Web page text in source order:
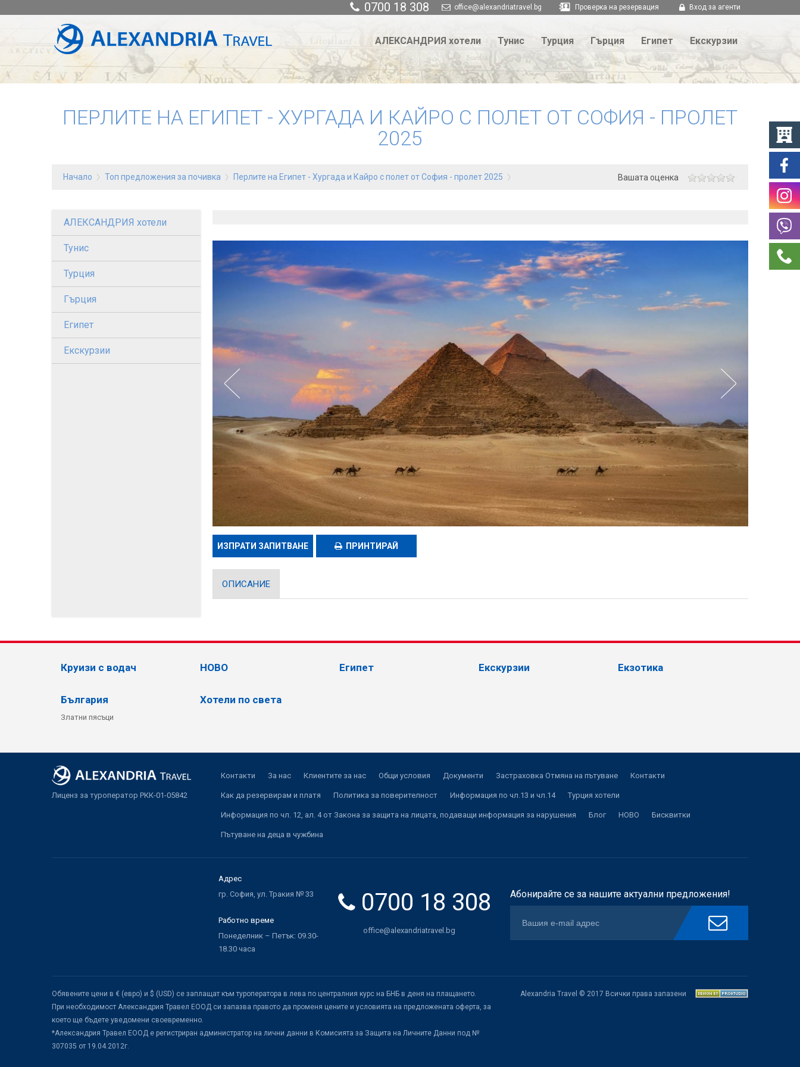
0700 18 308 office@alexandriatravel.bg Проверка на резервация Вход за агенти
АЛЕКСАНДРИЯ хотели Тунис Турция Гърция Египет Екскурзии
ПЕРЛИТЕ НА ЕГИПЕТ - ХУРГАДА И КАЙРО С ПОЛЕТ ОТ СОФИЯ - ПРОЛЕТ
2025
Начало Топ предложения за почивка Перлите на Египет - Хургада и Кайро с полет от София - пролет 2025 Вашата оценка
АЛЕКСАНДРИЯ хотели
Тунис
Турция
Гърция
Египет
Екскурзии
ИЗПРАТИ ЗАПИТВАНЕ ПРИНТИРАЙ
ОПИСАНИЕ
Круизи с водач НОВО Египет Екскурзии Екзотика
България
Златни пясъци
Хотели по света
Лиценз за туроператор РКК-01-05842
Контакти За нас Клиентите за нас Общи условия Документи Застраховка Отмяна на пътуване Контакти
Как да резервирам и платя Политика за поверителност Информация по чл.13 и чл.14 Турция хотели
Информация по чл. 12, ал. 4 от Закона за защита на лицата, подаващи информация за нарушения Блог НОВО Бисквитки
Пътуване на деца в чужбина
Адрес
гр. София, ул. Тракия № 33
Работно време
Понеделник – Петък: 09.30-
18.30 часа
0700 18 308
office@alexandriatravel.bg
Абонирайте се за нашите актуални предложения!
Обявените цени в € (евро) и $ (USD) се заплащат към туроператора в лева по централния курс на БНБ в деня на плащането.
При необходимост Александрия Травел ЕООД си запазва правото да променя цените и условията на предложената оферта, за
което ще бъдете уведомени своевременно.
*Александрия Травел ЕООД е регистриран администратор на лични данни в Комисията за Защита на Личните Данни под №
307035 от 19.04.2012г.
Alexandria Travel © 2017 Всички права запазени